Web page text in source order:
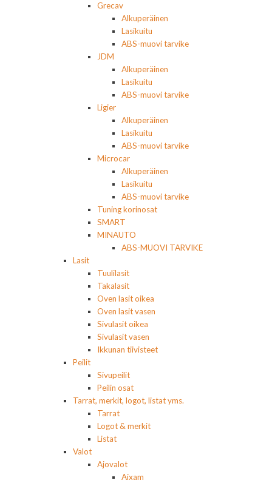
Grecav
Alkuperäinen
Lasikuitu
ABS-muovi tarvike
JDM
Alkuperäinen
Lasikuitu
ABS-muovi tarvike
Ligier
Alkuperäinen
Lasikuitu
ABS-muovi tarvike
Microcar
Alkuperäinen
Lasikuitu
ABS-muovi tarvike
Tuning korinosat
SMART
MINAUTO
ABS-MUOVI TARVIKE
Lasit
Tuulilasit
Takalasit
Oven lasit oikea
Oven lasit vasen
Sivulasit oikea
Sivulasit vasen
Ikkunan tiivisteet
Peilit
Sivupeilit
Peilin osat
Tarrat, merkit, logot, listat yms.
Tarrat
Logot & merkit
Listat
Valot
Ajovalot
Aixam